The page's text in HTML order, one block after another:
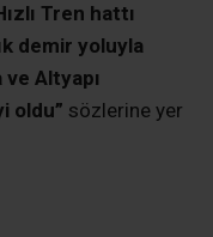
Tren hattı
demir yoluyla
Altyapı
oldu” sözlerine yer